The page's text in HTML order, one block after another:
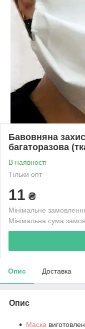
Бавовняна
багаторазова
В наявності
Тільки опт
11 ₴
Мінімальне
Мінімальна сума
Опис Доставка
Опис
Маска